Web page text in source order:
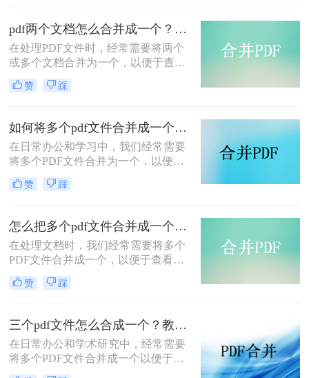
么合并pdf怎么合并呢？本文将介绍两
种常见的PDF合并方法。
pdf两个文档怎么合并成一个？这4种合并方法快来看看！
在处理PDF文件时，经常需要将两个
或多个文档合并为一个，以便于查
阅、分享或存档。那么pdf两个文档怎
么合并成一个呢？本文将介绍四种常
赞 踩
如何将多个pdf文件合并成一个？这3种方法轻松合并文件！
在日常办公和学习中，我们经常需要
将多个PDF文件合并为一个，以便于
分享、存储和管理。那么如何将多个
pdf文件合并成一个呢？本文将介绍四
法，帮助您轻松完成PDF文件的合并
任务。
赞 踩
怎么把多个pdf文件合并成一个？试试看这二种转换方式！
在处理文档时，我们经常需要将多个
PDF文件合并成一个，以便于查看、
传输和存档。那么怎么把多个pdf文件
合并成一个呢？本文将介绍两种常用
PDF合并任务。
赞 踩
三个pdf文件怎么合成一个？教你4种大家都在用方法！
在日常办公和学术研究中，经常需要
将多个PDF文件合并成一个以便于管
理和分享。那么三个pdf文件怎么合成